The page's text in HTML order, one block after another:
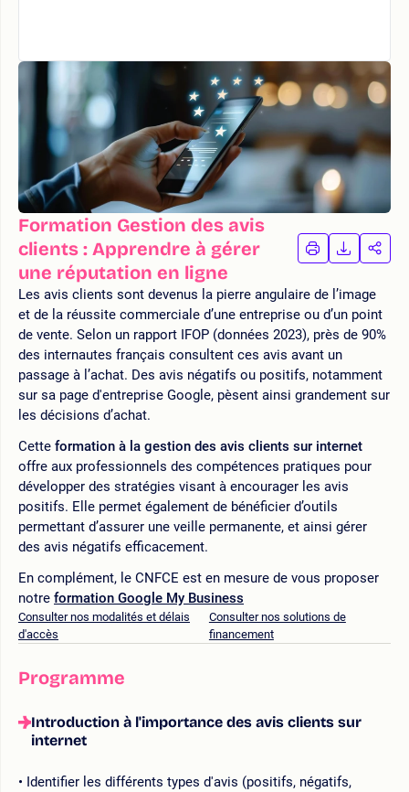
Formation Gestion des avis
clients : Apprendre à gérer
une réputation en ligne
IMPRIMER
LA
LA
Les avis clients sont devenus la pierre angulaire de l’image
et de la réussite commerciale d’une entreprise ou d’un point
de vente. Selon un rapport IFOP (données 2023), près de 90%
des internautes français consultent ces avis avant un
passage à l’achat. Des avis négatifs ou positifs, notamment
sur sa page d'entreprise Google, pèsent ainsi grandement sur
les décisions d’achat.
Cette formation à la gestion des avis clients sur internet
offre aux professionnels des compétences pratiques pour
développer des stratégies visant à encourager les avis
positifs. Elle permet également de bénéficier d’outils
permettant d’assurer une veille permanente, et ainsi gérer
des avis négatifs efficacement.
En complément, le CNFCE est en mesure de vous proposer
notre formation Google My Business
Consulter nos modalités et délais
d'accès
Consulter nos solutions de
financement
Programme
Introduction à l'importance des avis clients sur
internet
Identifier les différents types d'avis (positifs, négatifs,